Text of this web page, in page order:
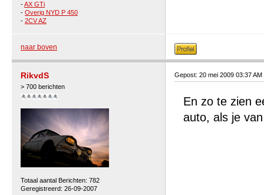
-AX GTi
- Overig NYD P 450
- 2CV AZ
naar boven
RikvdS
> 700 berichten
Totaal aantal Berichten: 782
Geregistreerd: 26-09-2007
Gepost: 20 mei 2009 03:37 AM
En zo te zien
auto, als je